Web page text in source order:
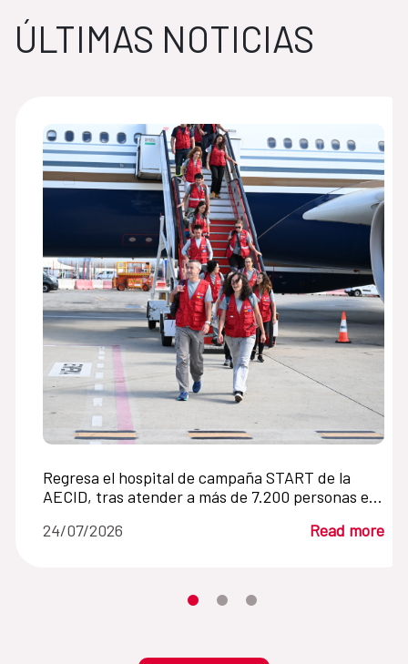
ÚLTIMAS NOTICIAS
Regresa el hospital de campaña START de la
AECID, tras atender a más de 7.200 personas en
24/07/2026 Read more
Moves the carousel to its element
Moves the carousel to its
Moves the carousel to its